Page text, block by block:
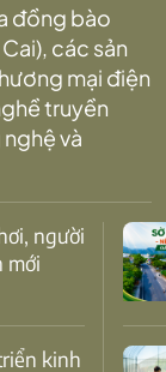
đồng bào
các sản
mại điện
truyền
và
mới